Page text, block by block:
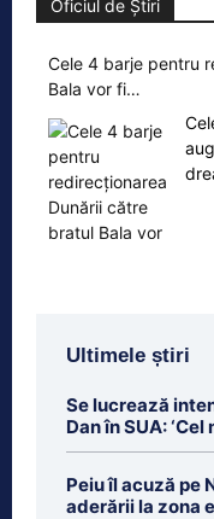
Oficiul de Știri
Cele 4 barje pentru
Bala vor fi…
Ultimele știri
Se lucrează
Dan în SUA:
Peiu îl acuză pe
aderării la zona